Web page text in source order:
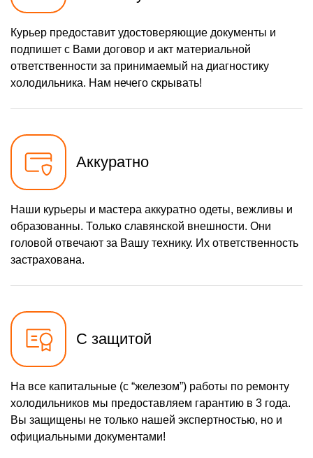
Курьер предоставит удостоверяющие документы и
подпишет с Вами договор и акт материальной
ответственности за принимаемый на диагностику
холодильника. Нам нечего скрывать!
Аккуратно
Наши курьеры и мастера аккуратно одеты, вежливы и
образованны. Только славянской внешности. Они
головой отвечают за Вашу технику. Их ответственность
застрахована.
С защитой
На все капитальные (с “железом”) работы по ремонту
холодильников мы предоставляем гарантию в 3 года.
Вы защищены не только нашей экспертностью, но и
официальными документами!